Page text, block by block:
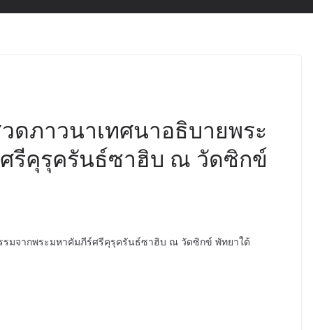
ภาวนาเทศนาอธิบายพระ
รีคุรุครันธ์ซาฮิบ ณ วัดซิกข์
มจากพระมหาคัมภีร์ศรีคุรุครันธ์ซาฮิบ ณ วัดซิกข์ พัทยาใต้